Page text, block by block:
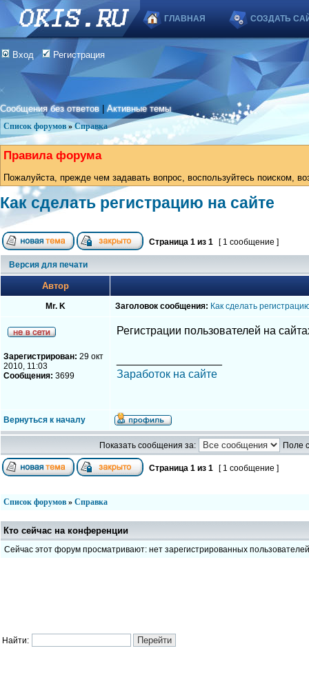
ГЛАВНАЯ СОЗДАТЬ
Вход Регистрация
Сообщения без ответов |Активные темы
Список форумов » Справка
Правила форума
Пожалуйста, прежде чем задавать вопрос, воспользуйтесь поиском,
Как сделать регистрацию на сайте
Страница 1 из 1 [ 1 сообщение ]
Версия для печати
Автор
Mr. K Заголовок сообщения: Как сделать
Зарегистрирован: 29 окт
2010, 11:03
Сообщения: 3699
Регистрации пользователей на
Заработок на сайте
Вернуться к началу
Показать сообщения за: Поле
Страница 1 из 1 [ 1 сообщение ]
Список форумов » Справка
Кто сейчас на конференции
Сейчас этот форум просматривают: нет зарегистрированных пользователей
Найти: